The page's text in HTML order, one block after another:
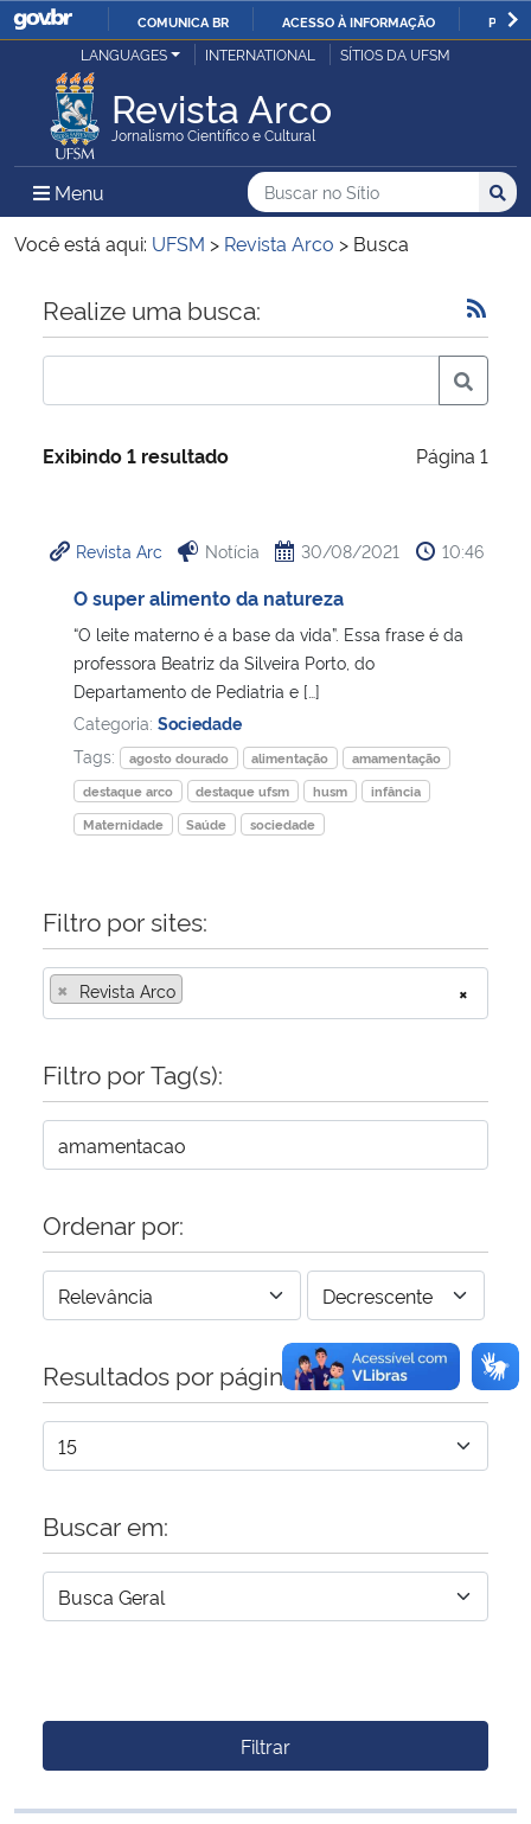
IR
O
COMUNICA BR ACESSO À INFORMAÇÃO
Ministério da Justiça e Segurança Pública
Ministério da Defesa
Ministério das Relações Exteriores
Ministério da Economia
Ministério da Infraestrutura
Ministério da Cidadania
Ministério da Saúde
Ministério de Minas e Energia
Ministério da Ciência, Tecnologia, Inovações e Comunicações
Ministério do Meio Ambiente
Ministério do Desenvolvimento Regional
Controladoria-Geral da União
Secretaria-Geral
Gabinete de Segurança Institucional
Advocacia-Geral da União
Banco Central do Brasil
Planalto
LANGUAGES INTERNATIONAL SÍTIOS DA UFSM
Revista Arco
Jornalismo Científico e Cultural
Menu Menu Principal do Sítio
Busca
Buscar no no Sítio
Busca:
Você está aqui: UFSM > Revista Arco > Busca
Início do conteúdo
Realize uma busca:
Exibindo 1 resultado Página 1
Revista Arc Notícia 30/08/2021 10:46
O super alimento da natureza
“O leite materno é a base da vida”. Essa frase é da
professora Beatriz da Silveira Porto, do
Departamento de Pediatria e […]
Categoria: Sociedade
Tags:
agosto dourado alimentação
amamentação
destaque arco
destaque ufsm husm
infância
Maternidade
Saúde sociedade
Filtro por sites:
×
× Revista Arco
Filtro por Tag(s):
Ordenar por:
Resultados por página:
Buscar em:
Filtrar